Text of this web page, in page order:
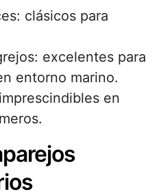
clásicos para
excelentes para
entorno marino.
en